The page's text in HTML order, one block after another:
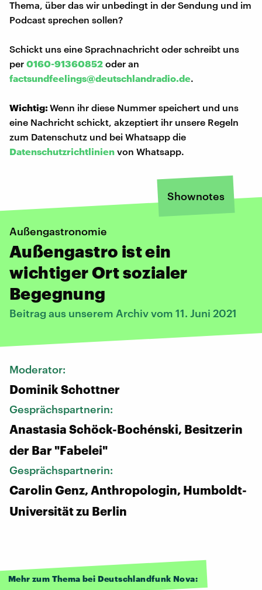
Thema, über das wir unbedingt in der Sendung und im
Podcast sprechen sollen?
Schickt uns eine Sprachnachricht oder schreibt uns
per 0160-91360852 oder an
factsundfeelings@deutschlandradio.de.
Wichtig:Wenn ihr diese Nummer speichert und uns
eine Nachricht schickt, akzeptiert ihr unsere Regeln
zum Datenschutz und bei Whatsapp die
Datenschutzrichtlinien von Whatsapp.
Shownotes
Außengastronomie
Außengastro ist ein
wichtiger Ort sozialer
Begegnung
Beitrag aus unserem Archiv vom 11. Juni 2021
Moderator:
Dominik Schottner
Gesprächspartnerin:
Anastasia Schöck-Bochénski, Besitzerin
der Bar "Fabelei"
Gesprächspartnerin:
Carolin Genz, Anthropologin, Humboldt-
Universität zu Berlin
Mehr zum Thema bei Deutschlandfunk Nova: